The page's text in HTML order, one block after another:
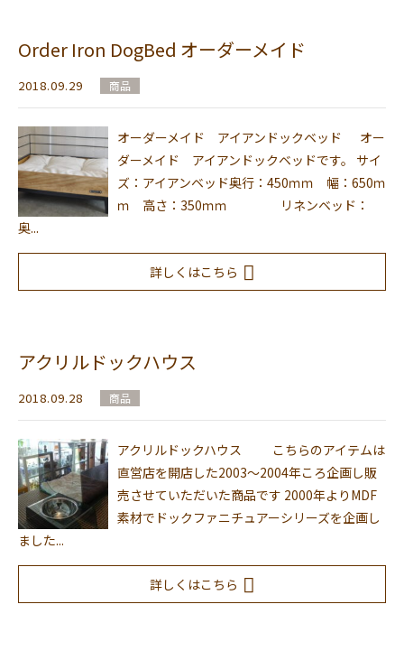
Order Iron DogBed オーダーメイド
2018.09.29 商品
オーダーメイド アイアンドックベッド オー
ダーメイド アイアンドックベッドです。 サイ
ズ：アイアンベッド奥行：450ｍｍ 幅：650ｍ
ｍ 高さ：350ｍｍ リネンベッド：
奥...
詳しくはこちら
アクリルドックハウス
2018.09.28 商品
アクリルドックハウス こちらのアイテムは
直営店を開店した2003～2004年ころ企画し販
売させていただいた商品です 2000年よりMDF
素材でドックファニチュアーシリーズを企画し
ました...
詳しくはこちら